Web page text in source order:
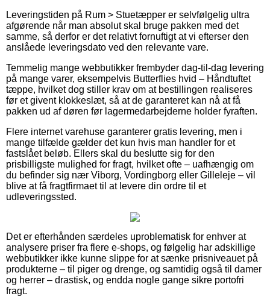
Leveringstiden på Rum > Stuetæpper er selvfølgelig ultra
afgørende når man absolut skal bruge pakken med det
samme, så derfor er det relativt fornuftigt at vi efterser den
anslåede leveringsdato ved den relevante vare.
Temmelig mange webbutikker frembyder dag-til-dag levering
på mange varer, eksempelvis Butterflies hvid – Håndtuftet
tæppe, hvilket dog stiller krav om at bestillingen realiseres
før et givent klokkeslæt, så at de garanteret kan nå at få
pakken ud af døren før lagermedarbejderne holder fyraften.
Flere internet varehuse garanterer gratis levering, men i
mange tilfælde gælder det kun hvis man handler for et
fastslået beløb. Ellers skal du beslutte sig for den
prisbilligste mulighed for fragt, hvilket ofte – uafhængig om
du befinder sig nær Viborg, Vordingborg eller Gilleleje – vil
blive at få fragtfirmaet til at levere din ordre til et
udleveringssted.
Det er efterhånden særdeles uproblematisk for enhver at
analysere priser fra flere e-shops, og følgelig har adskillige
webbutikker ikke kunne slippe for at sænke prisniveauet på
produkterne – til piger og drenge, og samtidig også til damer
og herrer – drastisk, og endda nogle gange sikre portofri
fragt.